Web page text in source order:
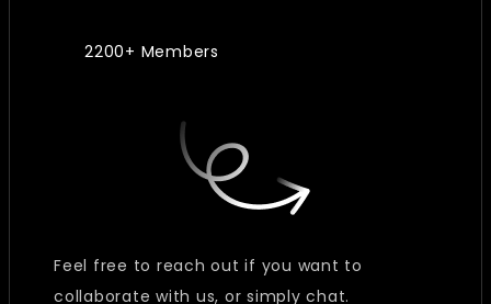
2200+ Members
Feel free to reach out if you want to
collaborate with us, or simply chat.